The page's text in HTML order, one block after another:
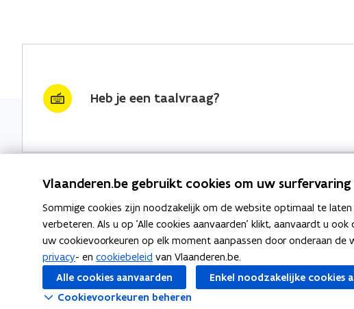
Heb je een taalvraag?
Nieuwsbrief krijgen?
vraag & woord van de week
wekelijks in je mailbox
Schrijf je in
Thema's
Spellingregels
Vlaanderen.be gebruikt cookies om uw
Sommige cookies zijn noodzakelijk om de website optimaal te
verbeteren. Als u op 'Alle cookies aanvaarden' klikt, aanvaardt u
uw cookievoorkeuren op elk moment aanpassen door onderaan
privacy- en cookiebeleid van Vlaanderen.be.
Alle cookies aanvaarden
Enkel noodzakelijke cookies
Cookievoorkeuren beheren